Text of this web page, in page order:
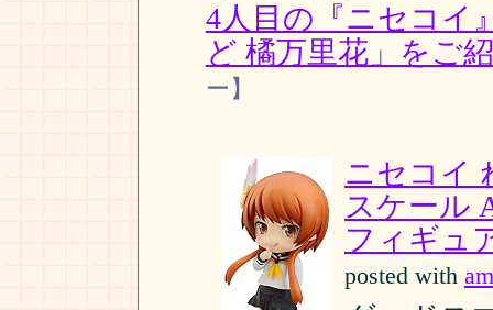
4人目の『ニセコイ
ど 橘万里花」をご
ー】
ニセコイ
スケール
フィギュ
posted with